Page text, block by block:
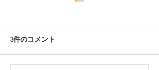
3件のコメント